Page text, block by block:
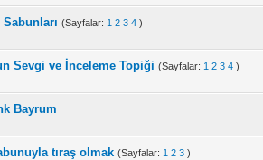
Sabunları (Sayfalar: 1 2 3 4 )
Sevgi ve İnceleme Topiği (Sayfalar: 1 2 3 4 )
Bayrum
tıraş olmak (Sayfalar: 1 2 3 )